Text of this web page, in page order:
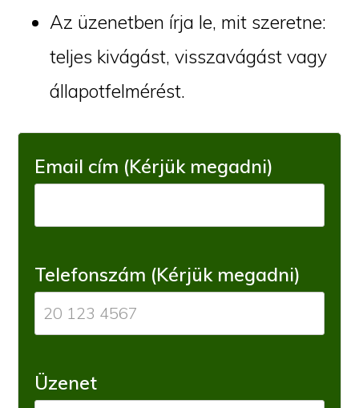
Az üzenetben írja le, mit szeretne:
teljes kivágást, visszavágást vagy
állapotfelmérést.
Email cím (Kérjük megadni)
Telefonszám (Kérjük megadni)
Üzenet